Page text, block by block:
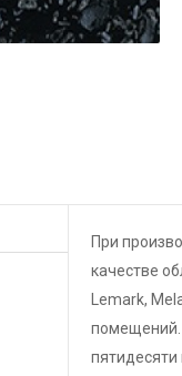
При
качестве
Lemark,
помещений.